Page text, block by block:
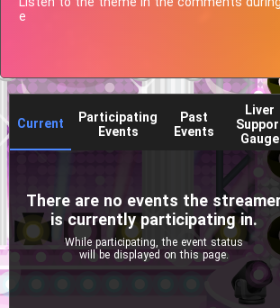
Current
Participating
Events
Past
Events
Liver
Gauge
There are no events the
is currently participating in.
While participating, the event status
will be displayed on this page.
e